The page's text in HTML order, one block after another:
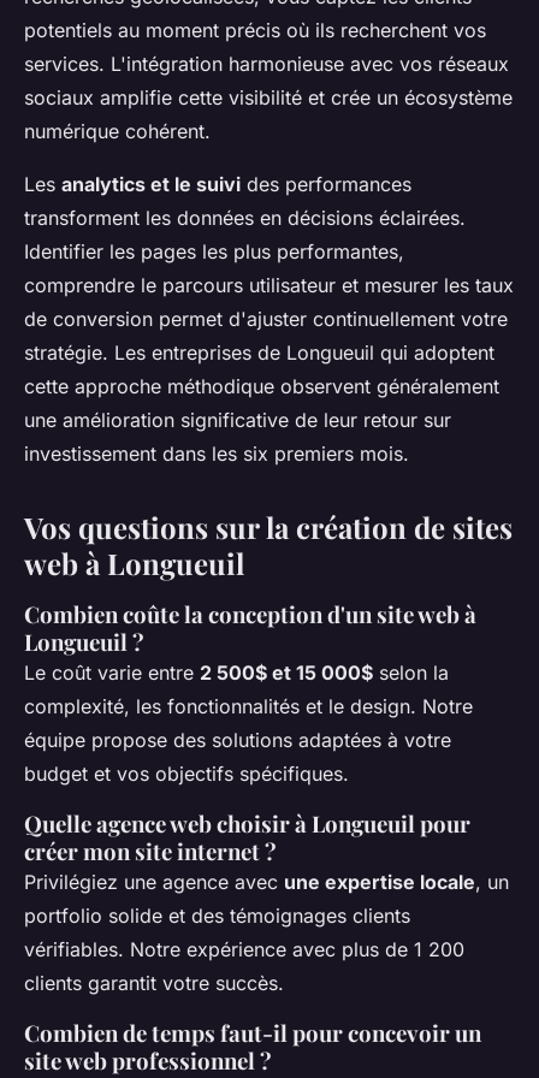
potentiels au moment précis où ils recherchent vos
services. L'intégration harmonieuse avec vos réseaux
sociaux amplifie cette visibilité et crée un écosystème
numérique cohérent.
Les analytics et le suivi des performances
transforment les données en décisions éclairées.
Identifier les pages les plus performantes,
comprendre le parcours utilisateur et mesurer les taux
de conversion permet d'ajuster continuellement votre
stratégie. Les entreprises de Longueuil qui adoptent
cette approche méthodique observent généralement
une amélioration significative de leur retour sur
investissement dans les six premiers mois.
Vos questions sur la création de sites
web à Longueuil
Combien coûte la conception d'un site web à
Longueuil ?
Le coût varie entre 2 500$ et 15 000$ selon la
complexité, les fonctionnalités et le design. Notre
équipe propose des solutions adaptées à votre
budget et vos objectifs spécifiques.
Quelle agence web choisir à Longueuil pour
créer mon site internet ?
Privilégiez une agence avec une expertise locale, un
portfolio solide et des témoignages clients
vérifiables. Notre expérience avec plus de 1 200
clients garantit votre succès.
Combien de temps faut-il pour concevoir un
site web professionnel ?